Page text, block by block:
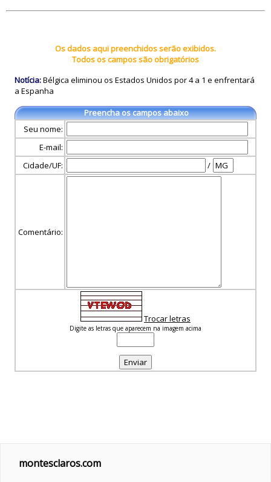
Os dados aqui preenchidos serão exibidos.
Todos os campos são obrigatórios
Notícia:Bélgica eliminou os Estados Unidos por 4 a 1 e enfrentará
a Espanha
Preencha os campos abaixo
Seu nome:
E-mail:
Cidade/UF:
/
Comentário:
Trocar letras
Digite as letras que aparecem na imagem acima
montesclaros.com